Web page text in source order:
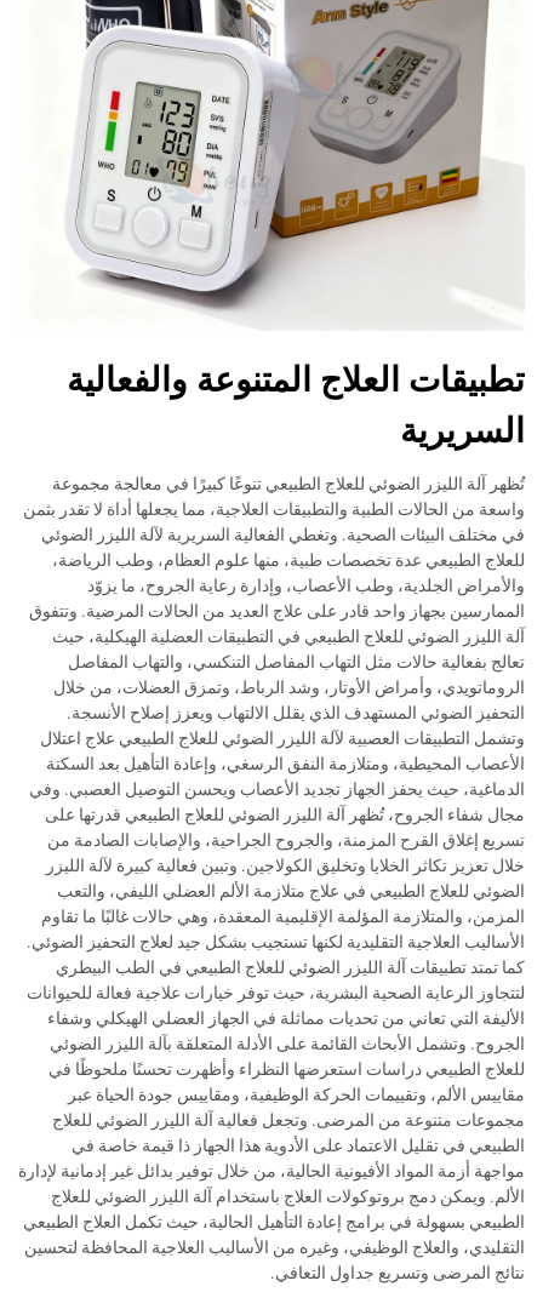
تطبيقات العلاج المتنوعة والفعالية
السريرية
تُظهر آلة الليزر الضوئي للعلاج الطبيعي تنوعًا كبيرًا في معالجة مجموعة
واسعة من الحالات الطبية والتطبيقات العلاجية، مما يجعلها أداة لا تقدر بثمن
في مختلف البيئات الصحية. وتغطي الفعالية السريرية لآلة الليزر الضوئي
للعلاج الطبيعي عدة تخصصات طبية، منها علوم العظام، وطب الرياضة،
والأمراض الجلدية، وطب الأعصاب، وإدارة رعاية الجروح، ما يزوّد
الممارسين بجهاز واحد قادر على علاج العديد من الحالات المرضية. وتتفوق
آلة الليزر الضوئي للعلاج الطبيعي في التطبيقات العضلية الهيكلية، حيث
تعالج بفعالية حالات مثل التهاب المفاصل التنكسي، والتهاب المفاصل
الروماتويدي، وأمراض الأوتار، وشد الرباط، وتمزق العضلات، من خلال
التحفيز الضوئي المستهدف الذي يقلل الالتهاب ويعزز إصلاح الأنسجة.
وتشمل التطبيقات العصبية لآلة الليزر الضوئي للعلاج الطبيعي علاج اعتلال
الأعصاب المحيطية، ومتلازمة النفق الرسغي، وإعادة التأهيل بعد السكتة
الدماغية، حيث يحفز الجهاز تجديد الأعصاب ويحسن التوصيل العصبي. وفي
مجال شفاء الجروح، تُظهر آلة الليزر الضوئي للعلاج الطبيعي قدرتها على
تسريع إغلاق القرح المزمنة، والجروح الجراحية، والإصابات الصادمة من
خلال تعزيز تكاثر الخلايا وتخليق الكولاجين. وتبين فعالية كبيرة لآلة الليزر
الضوئي للعلاج الطبيعي في علاج متلازمة الألم العضلي الليفي، والتعب
المزمن، والمتلازمة المؤلمة الإقليمية المعقدة، وهي حالات غالبًا ما تقاوم
الأساليب العلاجية التقليدية لكنها تستجيب بشكل جيد لعلاج التحفيز الضوئي.
كما تمتد تطبيقات آلة الليزر الضوئي للعلاج الطبيعي في الطب البيطري
لتتجاوز الرعاية الصحية البشرية، حيث توفر خيارات علاجية فعالة للحيوانات
الأليفة التي تعاني من تحديات مماثلة في الجهاز العضلي الهيكلي وشفاء
الجروح. وتشمل الأبحاث القائمة على الأدلة المتعلقة بآلة الليزر الضوئي
للعلاج الطبيعي دراسات استعرضها النظراء وأظهرت تحسنًا ملحوظًا في
مقاييس الألم، وتقييمات الحركة الوظيفية، ومقاييس جودة الحياة عبر
مجموعات متنوعة من المرضى. وتجعل فعالية آلة الليزر الضوئي للعلاج
الطبيعي في تقليل الاعتماد على الأدوية هذا الجهاز ذا قيمة خاصة في
مواجهة أزمة المواد الأفيونية الحالية، من خلال توفير بدائل غير إدمانية لإدارة
الألم. ويمكن دمج بروتوكولات العلاج باستخدام آلة الليزر الضوئي للعلاج
الطبيعي بسهولة في برامج إعادة التأهيل الحالية، حيث تكمل العلاج الطبيعي
التقليدي، والعلاج الوظيفي، وغيره من الأساليب العلاجية المحافظة لتحسين
نتائج المرضى وتسريع جداول التعافي.